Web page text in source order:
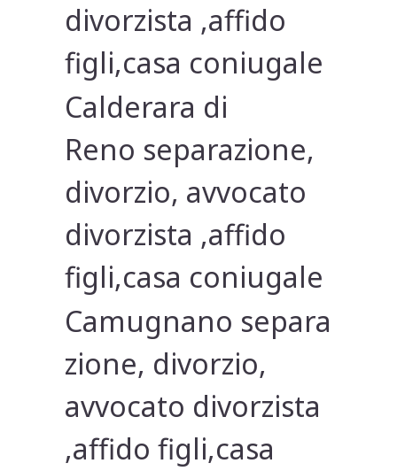
divorzista ,affido
figli,casa coniugale
Calderara di
Reno separazione,
divorzio, avvocato
divorzista ,affido
figli,casa coniugale
Camugnano separa
zione, divorzio,
avvocato divorzista
,affido figli,casa